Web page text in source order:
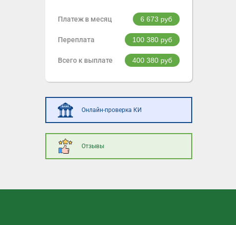
Платеж в месяц 6 673 руб
Переплата 100 380 руб
Всего к выплате 400 380 руб
Онлайн-проверка КИ
Отзывы